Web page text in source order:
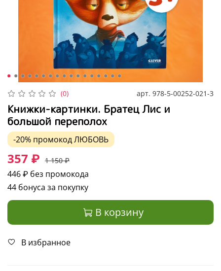
(0) арт. 978-5-00252-021-3
Книжки-картинки. Братец Лис и
большой переполох
-20% промокодЛЮБОВЬ
357 ₽ 1 150 ₽
446 ₽ без промокода
44 бонуса за покупку
В корзину
В избранное